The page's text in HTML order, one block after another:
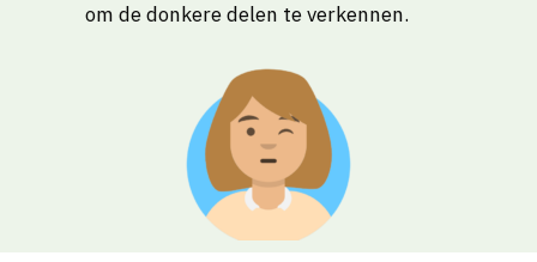
om de donkere delen te verkennen.